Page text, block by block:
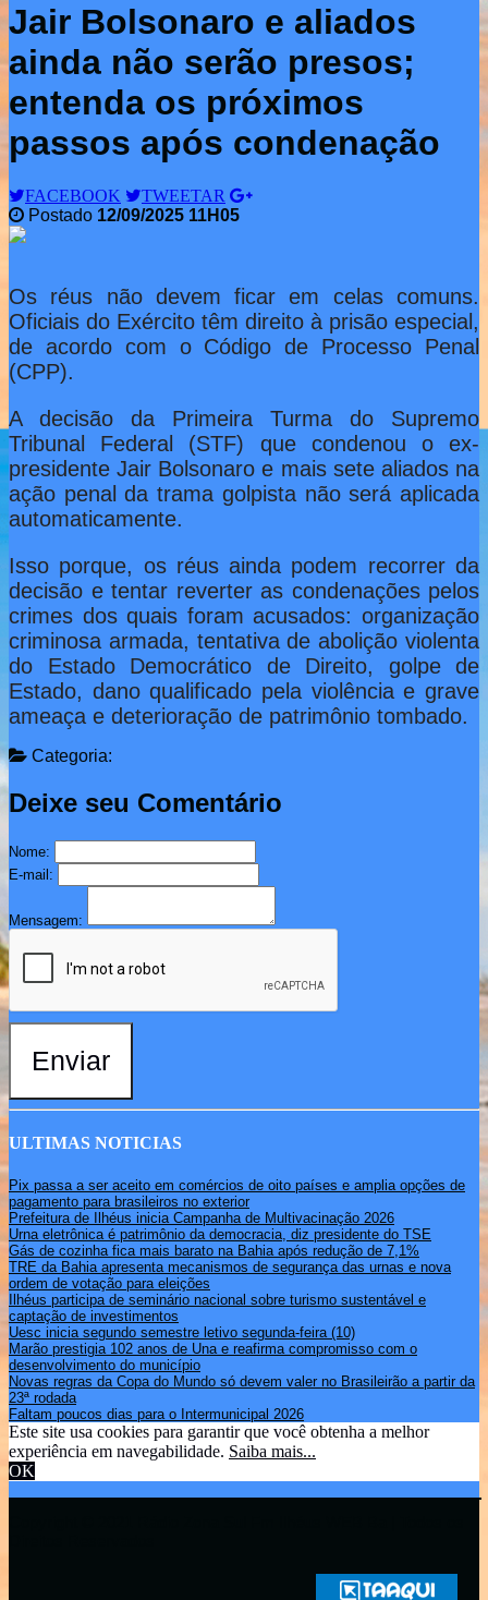
Jair Bolsonaro e aliados
ainda não serão presos;
entenda os próximos
passos após condenação
FACEBOOK
TWEETAR
Postado 12/09/2025 11H05
Os réus não devem ficar em celas comuns.
Oficiais do Exército têm direito à prisão especial,
de acordo com o Código de Processo Penal
(CPP).
A decisão da Primeira Turma do Supremo
Tribunal Federal (STF) que condenou o ex-
presidente Jair Bolsonaro e mais sete aliados na
ação penal da trama golpista não será aplicada
automaticamente.
Isso porque, os réus ainda podem recorrer da
decisão e tentar reverter as condenações pelos
crimes dos quais foram acusados: organização
criminosa armada, tentativa de abolição violenta
do Estado Democrático de Direito, golpe de
Estado, dano qualificado pela violência e grave
ameaça e deterioração de patrimônio tombado.
Categoria:
Deixe seu Comentário
Nome:
E-mail:
Mensagem:
Enviar
ULTIMAS NOTICIAS
Pix passa a ser aceito em comércios de oito países e amplia opções de
pagamento para brasileiros no exterior
Prefeitura de Ilhéus inicia Campanha de Multivacinação 2026
Urna eletrônica é patrimônio da democracia, diz presidente do TSE
Gás de cozinha fica mais barato na Bahia após redução de 7,1%
TRE da Bahia apresenta mecanismos de segurança das urnas e nova
ordem de votação para eleições
Ilhéus participa de seminário nacional sobre turismo sustentável e
captação de investimentos
Uesc inicia segundo semestre letivo segunda-feira (10)
Marão prestigia 102 anos de Una e reafirma compromisso com o
desenvolvimento do município
Novas regras da Copa do Mundo só devem valer no Brasileirão a partir da
23ª rodada
Faltam poucos dias para o Intermunicipal 2026
Este site usa cookies para garantir que você obtenha a melhor
experiência em navegabilidade. Saiba mais...
OK